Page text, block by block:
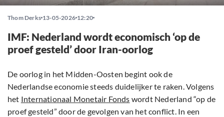
Thom Derks 13-05-2026 12:20
IMF: Nederland wordt economisch ‘op de
proef gesteld’ door Iran-oorlog
De oorlog in het Midden-Oosten begint ook de
Nederlandse economie steeds duidelijker te raken. Volgens
het Internationaal Monetair Fonds wordt Nederland “op de
proef gesteld” door de gevolgen van het conflict. In een